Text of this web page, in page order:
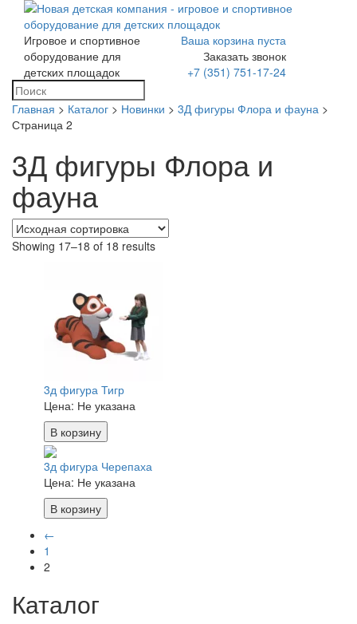
Игровое и спортивное
оборудование для
детских площадок
Ваша корзина пуста
Заказать звонок
+7 (351) 751-17-24
Главная > Каталог > Новинки > 3Д фигуры Флора и фауна >
Страница 2
3Д фигуры Флора и
фауна
Showing 17–18 of 18 results
3д фигура Тигр
Цена: Не указана
В корзину
3д фигура Черепаха
Цена: Не указана
В корзину
←
1
2
Каталог